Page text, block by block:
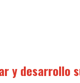
y desarrollo